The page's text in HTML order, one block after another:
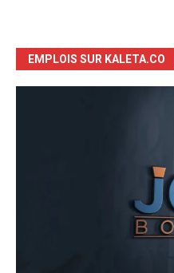
EMPLOIS SUR KALETA.CO